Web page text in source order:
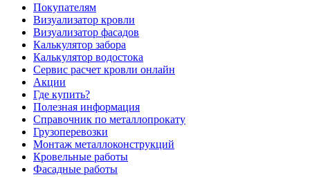
Покупателям
Визуализатор кровли
Визуализатор фасадов
Калькулятор забора
Калькулятор водостока
Сервис расчет кровли онлайн
Акции
Где купить?
Полезная информация
Справочник по металлопрокату
Грузоперевозки
Монтаж металлоконструкций
Кровельные работы
Фасадные работы